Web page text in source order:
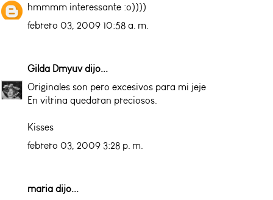
hmmmm interessante :o))))
febrero 03, 2009 10:58 a. m.
Gilda Dmyuvdijo...
Originales son pero excesivos para mi jeje
En vitrina quedaran preciosos.
Kisses
febrero 03, 2009 3:28 p. m.
maria dijo...